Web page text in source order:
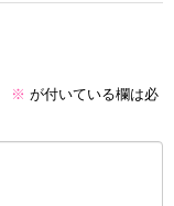
※ が付いている欄は必